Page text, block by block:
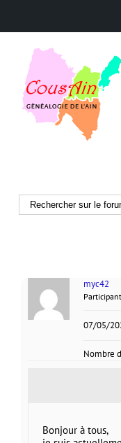
content
myc42
Participant
07/05/
Nombre
Bonjour à tous,